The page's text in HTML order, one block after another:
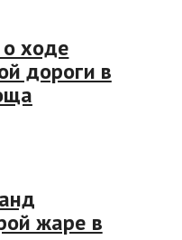
ходе
дороги в
жаре в